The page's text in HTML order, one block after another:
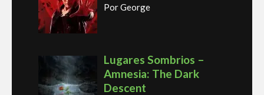
Por George
Lugares Sombrios –
Amnesia: The Dark
Descent